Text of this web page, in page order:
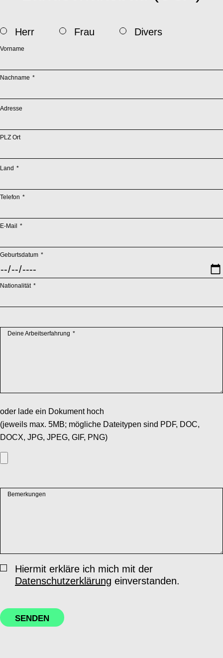
Herr Frau Divers
Vorname
Pflichtfeld
Nachname *
Adresse
PLZ Ort
Pflichtfeld
Land *
Pflichtfeld
Telefon *
Pflichtfeld
E-Mail *
Pflichtfeld
Geburtsdatum *
Pflichtfeld
Nationalität *
Pflichtfeld
Deine Arbeitserfahrung *
oder lade ein Dokument hoch
(jeweils max. 5MB; mögliche Dateitypen sind PDF, DOC,
DOCX, JPG, JPEG, GIF, PNG)
Bemerkungen
Hiermit erkläre ich mich mit der
Datenschutzerklärung einverstanden.
SENDEN